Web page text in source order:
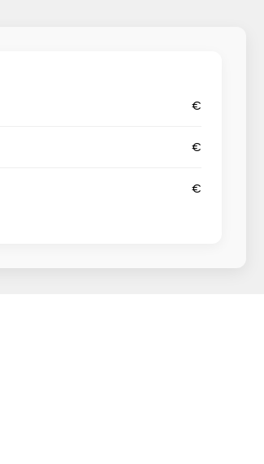
€
€
€